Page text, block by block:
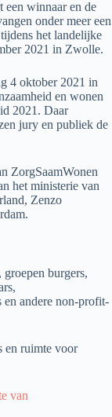
winnaar en de
onder meer een
het landelijke
2021 in Zwolle.
4 oktober 2021 in
en wonen
2021. Daar
jury en publiek de
ZorgSaamWonen
het ministerie van
Zenzo
burgers,
en andere non-profit-
en ruimte voor
van